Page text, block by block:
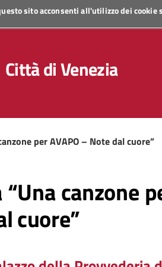
sito acconsenti all'utilizzo dei
Città di Venezia
per AVAPO – Note dal cuore”
canzone
cuore”